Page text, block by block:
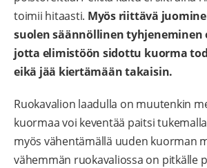
toimii hitaasti. Myös riittävä
suolen säännöllinen tyhjeneminen
jotta elimistöön sidottu kuorma
eikä jää kiertämään takaisin.
Ruokavalion laadulla on muutenkin
kuormaa voi keventää paitsi
myös vähentämällä uuden kuorman
vähemmän ruokavaliossa on pitkälle